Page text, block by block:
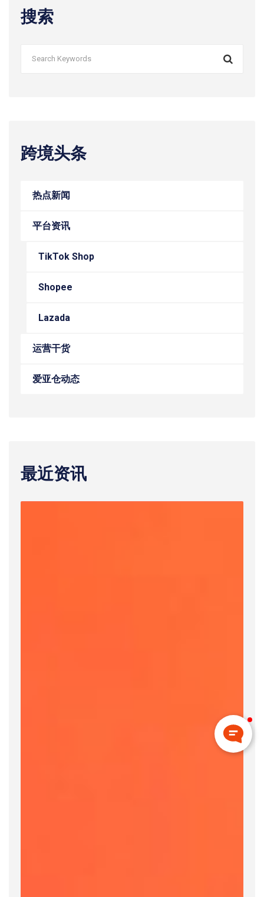
搜索
跨境头条
热点新闻
平台资讯
TikTok Shop
Shopee
Lazada
运营干货
爱亚仓动态
最近资讯